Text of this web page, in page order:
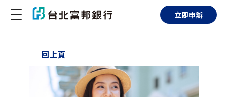
立即申辦
回上頁